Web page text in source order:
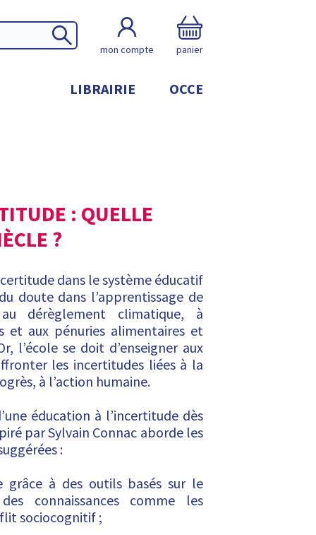
mon compte panier
LIBRAIRIE OCCE
: QUELLE
?
dans le système éducatif
doute dans l’apprentissage de
dérèglement climatique, à
et aux pénuries alimentaires et
l’école se doit d’enseigner aux
les incertitudes liées à la
à l’action humaine.
éducation à l’incertitude dès
par Sylvain Connac aborde les
:
grâce à des outils basés sur le
connaissances comme les
sociocognitif ;